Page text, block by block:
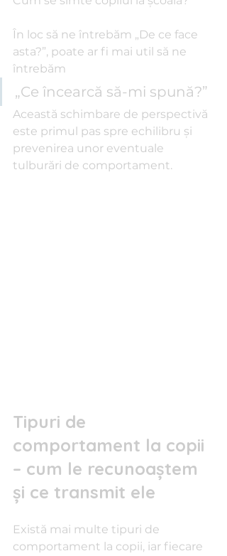
În loc să ne întrebăm „De ce face
asta?”, poate ar fi mai util să ne
întrebăm
„Ce încearcă să-mi spună?”
Această schimbare de perspectivă
este primul pas spre echilibru și
prevenirea unor eventuale
tulburări de comportament.
Tipuri de
comportament la copii
– cum le recunoaștem
și ce transmit ele
Există mai multe tipuri de
comportament la copii, iar fiecare